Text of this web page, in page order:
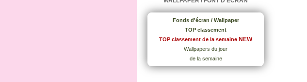
Fonds d'écran / Wallpaper
TOP classement
TOP classement de la semaine NEW
Wallpapers du jour
de la semaine